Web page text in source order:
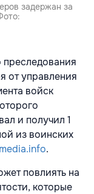
задержан за
преследования
от управления
войск
и получил 1
из воинских
.
повлиять на
которые